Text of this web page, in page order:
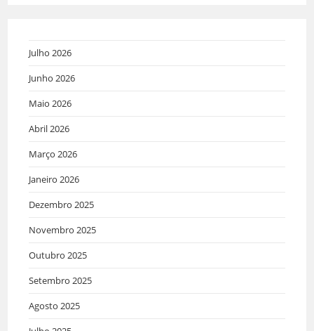
Julho 2026
Junho 2026
Maio 2026
Abril 2026
Março 2026
Janeiro 2026
Dezembro 2025
Novembro 2025
Outubro 2025
Setembro 2025
Agosto 2025